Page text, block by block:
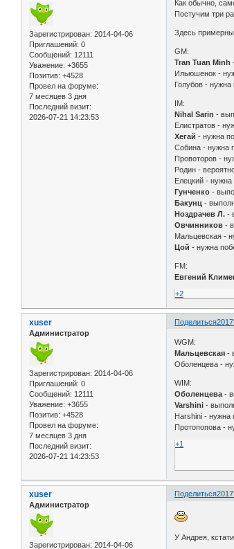
Зарегистрирован: 2014-04-06
Приглашений: 0
Сообщений: 12111
Уважение: +3655
Позитив: +4528
Провел на форуме:
7 месяцев 3 дня
Последний визит:
2026-07-21 14:23:53
Как обычно,
Постучим три
Здесь
GM:
Tran Tuan Minh
Ильюшенок -
Голубов -
IM:
Nihal Sarin -
Елистратов -
Хегай - нужна
Собина - нужна
Провоторов -
Родин -
Елецкий -
Гунченко -
Бакунц-
Ноздрачев Л. -
Овчинников -
Мальцевская -
Цой - нужна
FM:
Евгений
+2
Поделиться
xuser
Администратор
Зарегистрирован: 2014-04-06
Приглашений: 0
Сообщений: 12111
Уважение: +3655
Позитив: +4528
Провел на форуме:
7 месяцев 3 дня
Последний визит:
2026-07-21 14:23:53
WGM:
Мальцевская -
Оболенцева -
WIM:
Оболенцева -
Varshini -
Harshini -
Протопопова -
+1
Поделиться
xuser
Администратор
Зарегистрирован: 2014-04-06
У Андрея,